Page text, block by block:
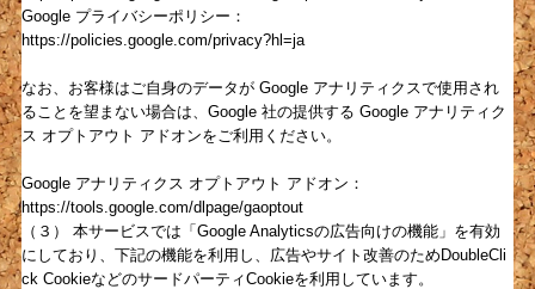
Google プライバシーポリシー：
https://policies.google.com/privacy?hl=ja
なお、お客様はご自身のデータが Google アナリティクスで使用され
ることを望まない場合は、Google 社の提供する Google アナリティク
ス オプトアウト アドオンをご利用ください。
Google アナリティクス オプトアウト アドオン：
https://tools.google.com/dlpage/gaoptout
（３） 本サービスでは「Google Analyticsの広告向けの機能」を有効
にしており、下記の機能を利用し、広告やサイト改善のためDoubleCli
ck CookieなどのサードパーティCookieを利用しています。